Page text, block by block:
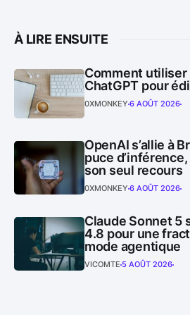
À LIRE ENSUITE
Comment utiliser
ChatGPT pour
0XMONKEY 6 AOÛT 2026
OpenAI s’allie à
puce
son seul recours
0XMONKEY 6 AOÛT 2026
Claude Sonnet 5
4.8 pour une
mode agentique
VICOMTE 5 AOÛT 2026